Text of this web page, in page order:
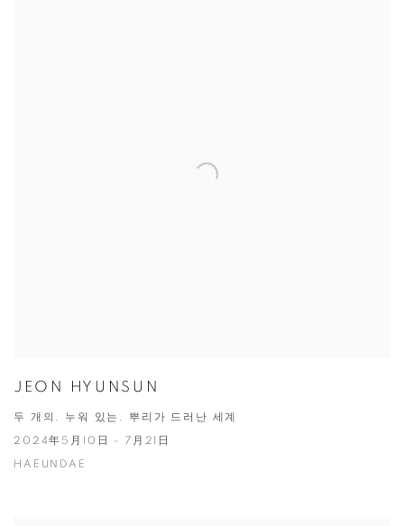
JEON HYUNSUN
두 개의, 누워 있는, 뿌리가 드러난 세계
2024年5月10日 - 7月21日
HAEUNDAE